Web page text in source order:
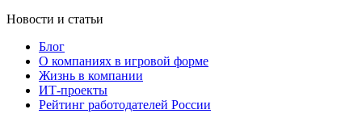
Новости и статьи
Блог
О компаниях в игровой форме
Жизнь в компании
ИТ-проекты
Рейтинг работодателей России